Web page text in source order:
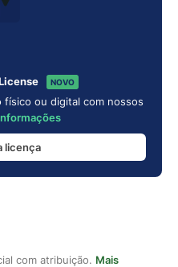
NOVO
ou digital com nossos
licença
com atribuição. Mais